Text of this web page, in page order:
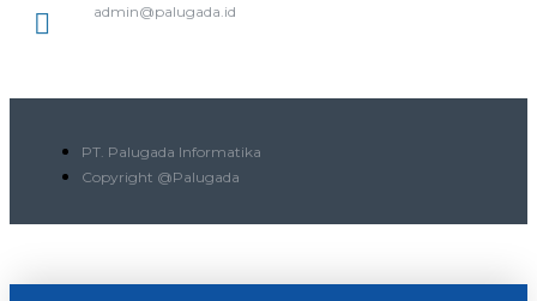
admin@palugada.id
PT. Palugada Informatika
Copyright @Palugada